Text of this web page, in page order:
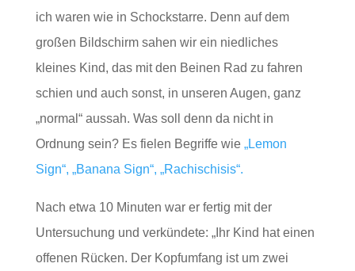
ich waren wie in Schockstarre. Denn auf dem
großen Bildschirm sahen wir ein niedliches
kleines Kind, das mit den Beinen Rad zu fahren
schien und auch sonst, in unseren Augen, ganz
„normal“ aussah. Was soll denn da nicht in
Ordnung sein? Es fielen Begriffe wie „Lemon
Sign“, „Banana Sign“, „Rachischisis“.
Nach etwa 10 Minuten war er fertig mit der
Untersuchung und verkündete: „Ihr Kind hat einen
offenen Rücken. Der Kopfumfang ist um zwei